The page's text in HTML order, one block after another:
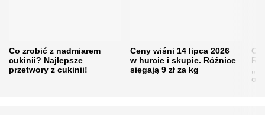
Co zrobić z nadmiarem
cukinii? Najlepsze
przetwory z cukinii!
Ceny wiśni 14 lipca 2026
w hurcie i skupie. Różnice
sięgają 9 zł za kg